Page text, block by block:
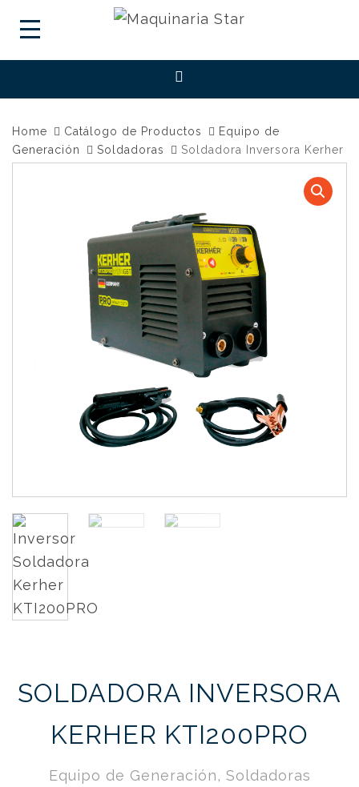
Home Catálogo de Productos
Equipo de
Generación
Soldadoras
Soldadora Inversora Kerher
SOLDADORA INVERSORA
KERHER KTI200PRO
Equipo de Generación, Soldadoras